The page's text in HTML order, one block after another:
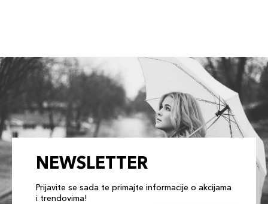
NEWSLETTER
Prijavite se sada te primajte informacije o akcijama
i trendovima!